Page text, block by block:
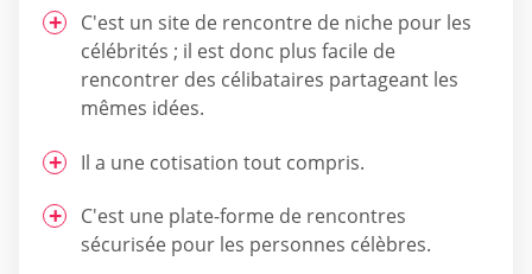
C'est un site de rencontre de niche pour les
célébrités ; il est donc plus facile de
rencontrer des célibataires partageant les
mêmes idées.
Il a une cotisation tout compris.
C'est une plate-forme de rencontres
sécurisée pour les personnes célèbres.